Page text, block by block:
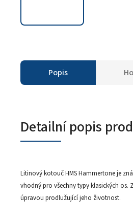
Popis
Detailní popis
Litinový kotouč HMS Hammertone je
vhodný pro všechny typy klasických
úpravou prodlužující jeho životnost.